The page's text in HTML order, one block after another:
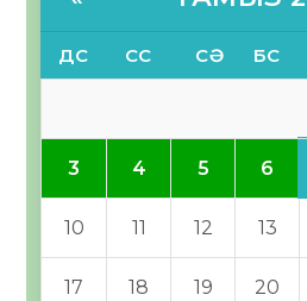
ДС СС СӘ БС
3 4 5 6
10 11 12 13
17 18 19 20